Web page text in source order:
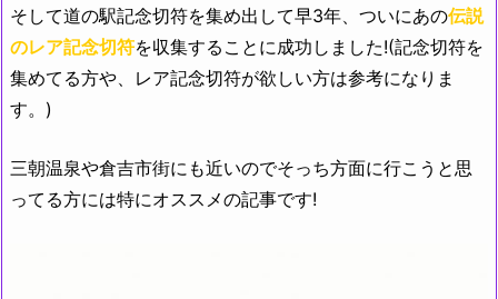
そして道の駅記念切符を集め出して早3年、ついにあの伝説
のレア記念切符を収集することに成功しました!(記念切符を
集めてる方や、レア記念切符が欲しい方は参考になりま
す。)
三朝温泉や倉吉市街にも近いのでそっち方面に行こうと思
ってる方には特にオススメの記事です!